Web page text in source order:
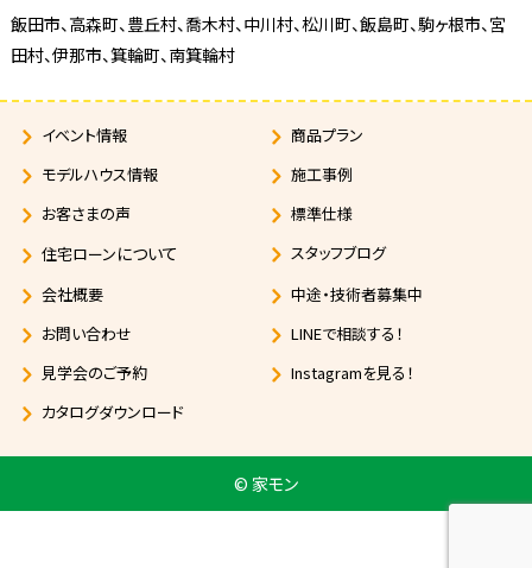
飯田市、高森町、豊丘村、喬木村、中川村、松川町、飯島町、駒ヶ根市、宮
田村、伊那市、箕輪町、南箕輪村
イベント情報
モデルハウス情報
お客さまの声
住宅ローンについて
商品プラン
施工事例
標準仕様
スタッフブログ
会社概要
お問い合わせ
見学会のご予約
カタログダウンロード
中途・技術者募集中
LINEで相談する！
Instagramを見る！
© 家モン